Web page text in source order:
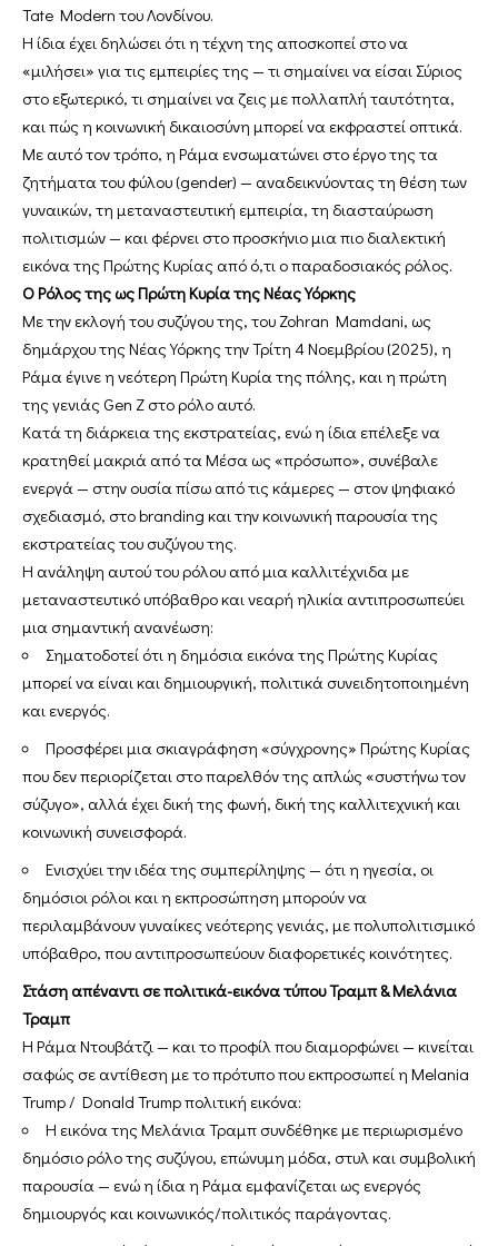
Tate Modern του Λονδίνου.
Η ίδια έχει δηλώσει ότι η τέχνη της αποσκοπεί στο να
«μιλήσει» για τις εμπειρίες της — τι σημαίνει να είσαι Σύριος
στο εξωτερικό, τι σημαίνει να ζεις με πολλαπλή ταυτότητα,
και πώς η κοινωνική δικαιοσύνη μπορεί να εκφραστεί οπτικά.
Με αυτό τον τρόπο, η Ράμα ενσωματώνει στο έργο της τα
ζητήματα του φύλου (gender) — αναδεικνύοντας τη θέση των
γυναικών, τη μεταναστευτική εμπειρία, τη διασταύρωση
πολιτισμών — και φέρνει στο προσκήνιο μια πιο διαλεκτική
εικόνα της Πρώτης Κυρίας από ό,τι ο παραδοσιακός ρόλος.
Ο Ρόλος της ως Πρώτη Κυρία της Νέας Υόρκης
Με την εκλογή του συζύγου της, του Zohran Mamdani, ως
δημάρχου της Νέας Υόρκης την Τρίτη 4 Νοεμβρίου (2025), η
Ράμα έγινε η νεότερη Πρώτη Κυρία της πόλης, και η πρώτη
της γενιάς Gen Z στο ρόλο αυτό.
Κατά τη διάρκεια της εκστρατείας, ενώ η ίδια επέλεξε να
κρατηθεί μακριά από τα Μέσα ως «πρόσωπο», συνέβαλε
ενεργά — στην ουσία πίσω από τις κάμερες — στον ψηφιακό
σχεδιασμό, στο branding και την κοινωνική παρουσία της
εκστρατείας του συζύγου της.
Η ανάληψη αυτού του ρόλου από μια καλλιτέχνιδα με
μεταναστευτικό υπόβαθρο και νεαρή ηλικία αντιπροσωπεύει
μια σημαντική ανανέωση:
Σηματοδοτεί ότι η δημόσια εικόνα της Πρώτης Κυρίας
μπορεί να είναι και δημιουργική, πολιτικά συνειδητοποιημένη
και ενεργός.
Προσφέρει μια σκιαγράφηση «σύγχρονης» Πρώτης Κυρίας
που δεν περιορίζεται στο παρελθόν της απλώς «συστήνω τον
σύζυγο», αλλά έχει δική της φωνή, δική της καλλιτεχνική και
κοινωνική συνεισφορά.
Ενισχύει την ιδέα της συμπερίληψης — ότι η ηγεσία, οι
δημόσιοι ρόλοι και η εκπροσώπηση μπορούν να
περιλαμβάνουν γυναίκες νεότερης γενιάς, με πολυπολιτισμικό
υπόβαθρο, που αντιπροσωπεύουν διαφορετικές κοινότητες.
Στάση απέναντι σε πολιτικά-εικόνα τύπου Τραμπ & Μελάνια
Τραμπ
Η Ράμα Ντουβάτζι — και το προφίλ που διαμορφώνει — κινείται
σαφώς σε αντίθεση με το πρότυπο που εκπροσωπεί η Melania
Trump / Donald Trump πολιτική εικόνα:
Η εικόνα της Μελάνια Τραμπ συνδέθηκε με περιωρισμένο
δημόσιο ρόλο της συζύγου, επώνυμη μόδα, στυλ και συμβολική
παρουσία — ενώ η ίδια η Ράμα εμφανίζεται ως ενεργός
δημιουργός και κοινωνικός/πολιτικός παράγοντας.